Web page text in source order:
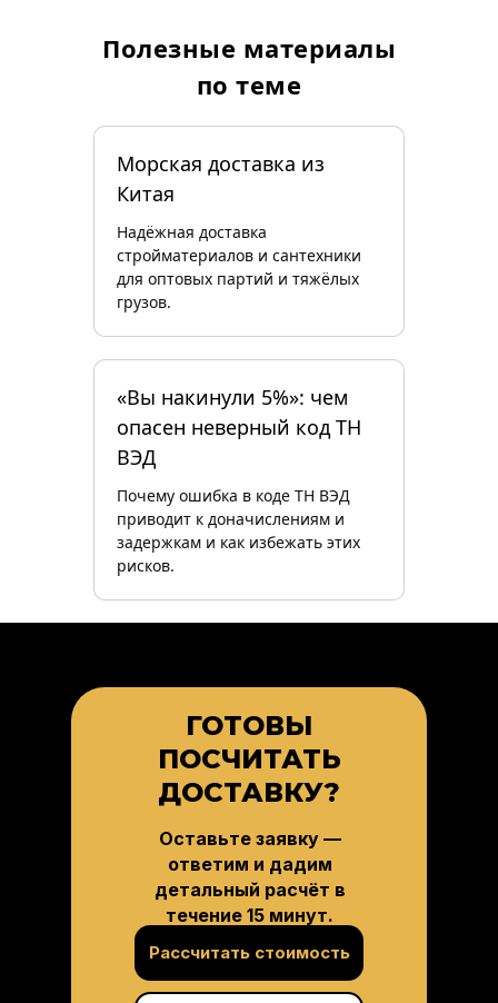
Полезные материалы
по теме
Морская доставка из
Китая
Надёжная доставка
стройматериалов и сантехники
для оптовых партий и тяжёлых
грузов.
«Вы накинули 5%»: чем
опасен неверный код ТН
ВЭД
Почему ошибка в коде ТН ВЭД
приводит к доначислениям и
задержкам и как избежать этих
рисков.
Рассчитать стоимость
ГОТОВЫ
ПОСЧИТАТЬ
ДОСТАВКУ?
Оставьте заявку —
ответим и дадим
детальный расчёт в
течение 15 минут.